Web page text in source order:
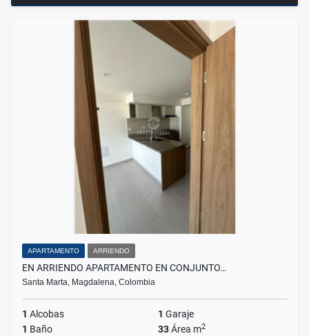
APARTAMENTO ARRIENDO
EN ARRIENDO APARTAMENTO EN CONJUNTO…
Santa Marta, Magdalena, Colombia
1 Alcobas 1 Garaje
1 Baño 33Área m2